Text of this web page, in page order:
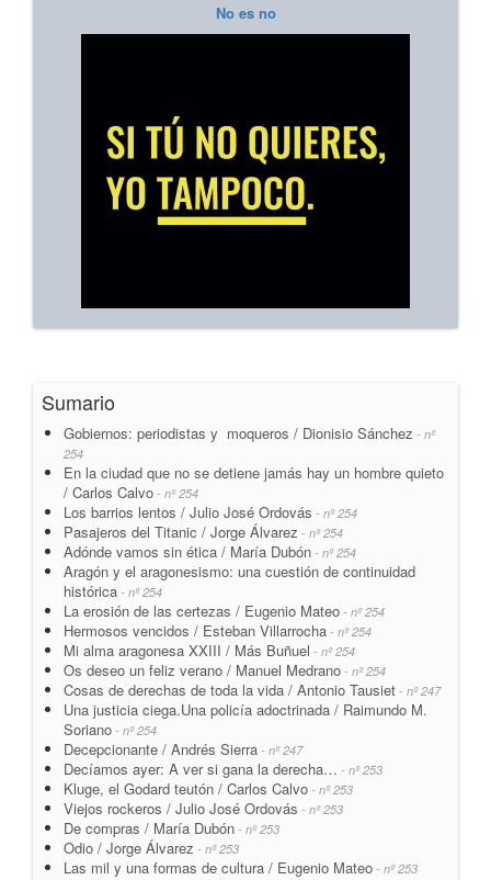
No es no
Sumario
Gobiernos: periodistas y moqueros / Dionisio Sánchez - nº
254
En la ciudad que no se detiene jamás hay un hombre quieto
/ Carlos Calvo - nº 254
Los barrios lentos / Julio José Ordovás - nº 254
Pasajeros del Titanic / Jorge Álvarez - nº 254
Adónde vamos sin ética / María Dubón - nº 254
Aragón y el aragonesismo: una cuestión de continuidad
histórica - nº 254
La erosión de las certezas / Eugenio Mateo - nº 254
Hermosos vencidos / Esteban Villarrocha - nº 254
Mi alma aragonesa XXIII / Más Buñuel - nº 254
Os deseo un feliz verano / Manuel Medrano - nº 254
Cosas de derechas de toda la vida / Antonio Tausiet - nº 247
Una justicia ciega.Una policía adoctrinada / Raimundo M.
Soriano - nº 254
Decepcionante / Andrés Sierra - nº 247
Decíamos ayer: A ver si gana la derecha… - nº 253
Kluge, el Godard teutón / Carlos Calvo - nº 253
Viejos rockeros / Julio José Ordovás - nº 253
De compras / María Dubón - nº 253
Odio / Jorge Álvarez - nº 253
Las mil y una formas de cultura / Eugenio Mateo - nº 253